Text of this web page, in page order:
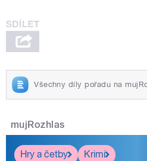
Všechny díly pořadu na
mujRozhlas
Hry a četby
Krimi